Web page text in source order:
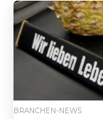
Schritt in die
Verfahren auf
den USA...
BRANCHEN-NEWS